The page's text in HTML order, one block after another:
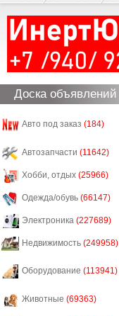
Доска объявлений
Авто под заказ (184)
Автозапчасти (11642)
Хобби, отдых (25966)
Одежда/обувь (66147)
Электроника (227689)
Недвижимость (249958)
Оборудование (113941)
Животные (69363)